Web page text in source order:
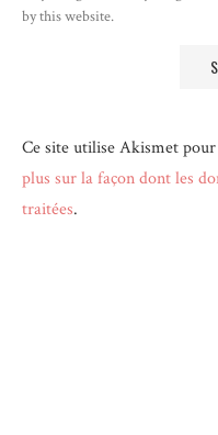
by this website.
Ce site utilise Akismet
plus sur la façon dont les
traitées.